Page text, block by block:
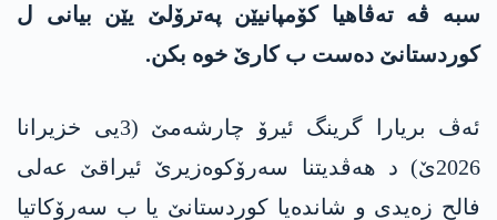
سبە ڤە تەڤاھیا کۆمپانیێن پەترۆلێ یێن بیانی ل
کوردستانێ دەست ب کارێ خوە بکن.
ئەڤ بریارا گرینگ ئیرۆ چارشەمێ (3یی خزیرانا
2026ێ) د ھەڤدیتنا سەرۆکوەزیرێ ئیراقێ عەلی
فالح زەیدی و شاندەیا کوردستانێ یا ب سەرۆکاتیا